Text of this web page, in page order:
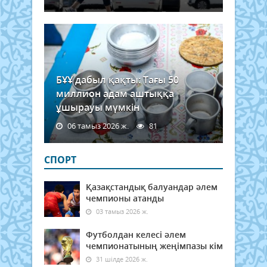
БҰҰ дабыл қақты: Тағы 50
миллион адам аштыққа
ұшырауы мүмкін
06 тамыз 2026 ж. 81
СПОРТ
Қазақстандық балуандар әлем
чемпионы атанды
03 тамыз 2026 ж.
Футболдан келесі әлем
чемпионатының жеңімпазы кім
31 шілде 2026 ж.